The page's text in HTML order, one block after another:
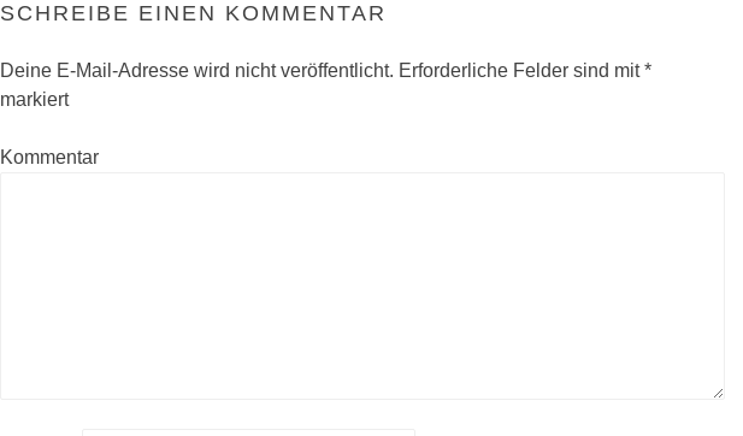
SCHREIBE EINEN KOMMENTAR
Deine E-Mail-Adresse wird nicht veröffentlicht. Erforderliche Felder sind mit*
markiert
Kommentar